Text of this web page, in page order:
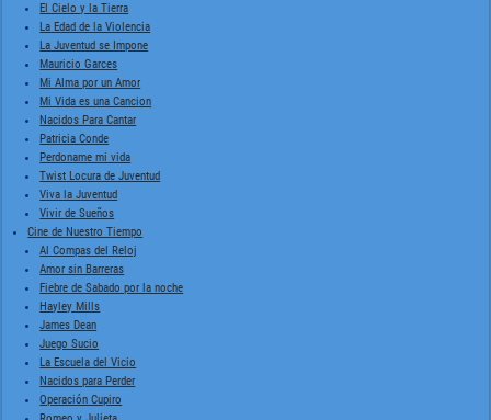
El Cielo y la Tierra
La Edad de la Violencia
La Juventud se Impone
Mauricio Garces
Mi Alma por un Amor
Mi Vida es una Cancion
Nacidos Para Cantar
Patricia Conde
Perdoname mi vida
Twist Locura de Juventud
Viva la Juventud
Vivir de Sueños
Cine de Nuestro Tiempo
Al Compas del Reloj
Amor sin Barreras
Fiebre de Sabado por la noche
Hayley Mills
James Dean
Juego Sucio
La Escuela del Vicio
Nacidos para Perder
Operación Cupiro